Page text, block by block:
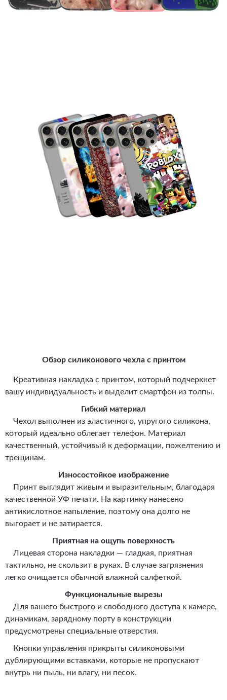
Обзор силиконового чехла с принтом
Креативная накладка с принтом, который подчеркнет
вашу индивидуальность и выделит смартфон из толпы.
Гибкий материал
Чехол выполнен из эластичного, упругого силикона,
который идеально облегает телефон. Материал
качественный, устойчивый к деформации, пожелтению и
трещинам.
Износостойкое изображение
Принт выглядит живым и выразительным, благодаря
качественной УФ печати. На картинку нанесено
антикислотное напыление, поэтому она долго не
выгорает и не затирается.
Приятная на ощупь поверхность
Лицевая сторона накладки — гладкая, приятная
тактильно, не скользит в руках. В случае загрязнения
легко очищается обычной влажной салфеткой.
Функциональные вырезы
Для вашего быстрого и свободного доступа к камере,
динамикам, зарядному порту в конструкции
предусмотрены специальные отверстия.
Кнопки управления прикрыты силиконовыми
дублирующими вставками, которые не пропускают
внутрь ни пыль, ни влагу, ни песок.